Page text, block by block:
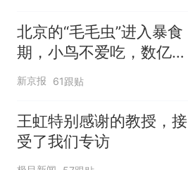
北京的“毛毛虫”进入暴食
期，小鸟不爱吃，数亿头
小蜂迎战
新京报 61跟贴
王虹特别感谢的教授，接
受了我们专访